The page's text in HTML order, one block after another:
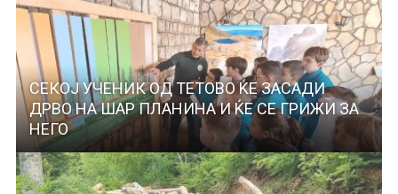
СЕКОЈ УЧЕНИК ОД ТЕТОВО ЌЕ ЗАСАДИ
ДРВО НА ШАР ПЛАНИНА И ЌЕ СЕ ГРИЖИ ЗА
НЕГО